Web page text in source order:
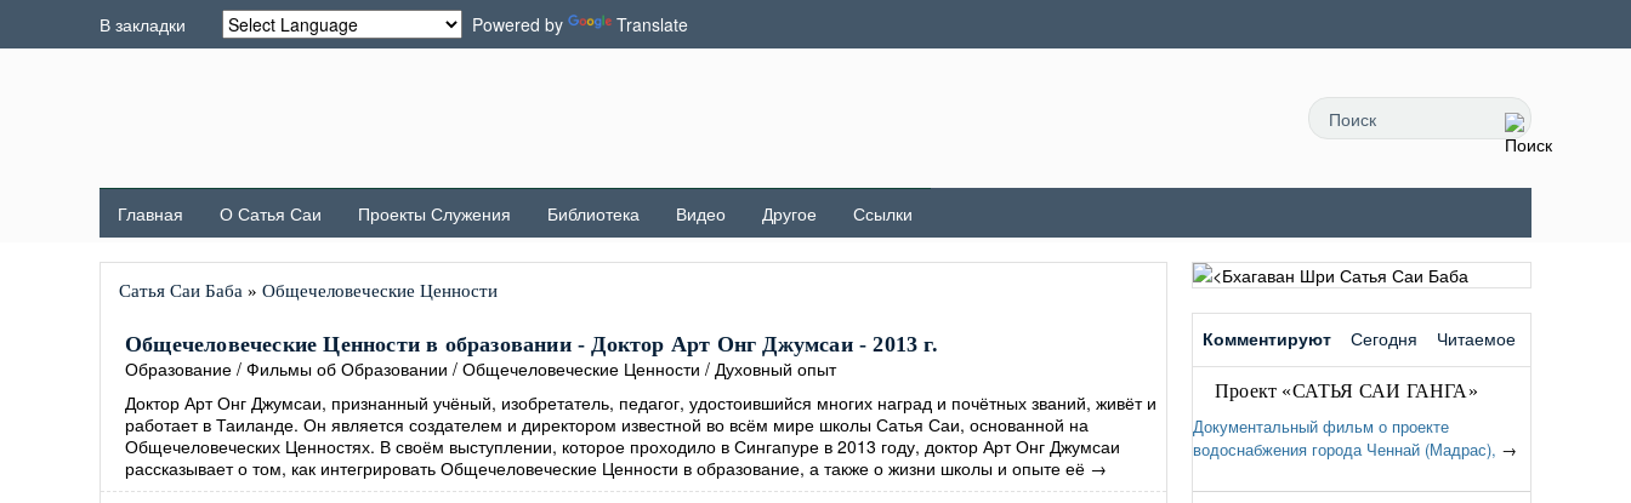
В закладки Powered by Translate
Главная О Сатья Саи Проекты Служения Библиотека Видео Другое Ссылки
Сатья Саи Баба » Общечеловеческие Ценности
Общечеловеческие Ценности в образовании - Доктор Арт Онг Джумсаи - 2013 г.
Образование / Фильмы об Образовании / Общечеловеческие Ценности / Духовный опыт
Доктор Арт Онг Джумсаи, признанный учёный, изобретатель, педагог, удостоившийся многих наград и почётных званий, живёт и
работает в Таиланде. Он является создателем и директором известной во всём мире школы Сатья Саи, основанной на
Общечеловеческих Ценностях. В своём выступлении, которое проходило в Сингапуре в 2013 году, доктор Арт Онг Джумсаи
рассказывает о том, как интегрировать Общечеловеческие Ценности в образование, а также о жизни школы и опыте её →
Комментируют Сегодня Читаемое
Проект «САТЬЯ САИ ГАНГА»
Документальный фильм о проекте
водоснабжения города Ченнай (Мадрас), →